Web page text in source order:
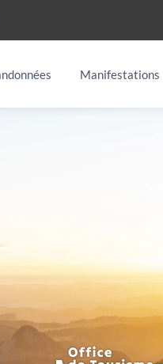
Manifestations